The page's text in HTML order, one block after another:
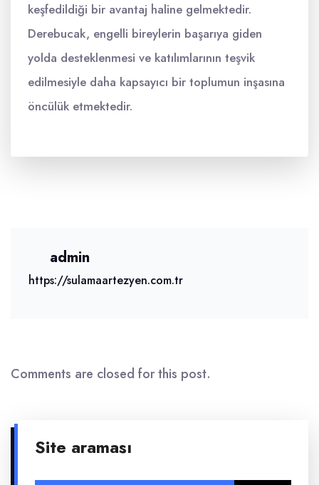
keşfedildiği bir avantaj haline gelmektedir.
Derebucak, engelli bireylerin başarıya giden
yolda desteklenmesi ve katılımlarının teşvik
edilmesiyle daha kapsayıcı bir toplumun inşasına
öncülük etmektedir.
admin
https://sulamaartezyen.com.tr
Comments are closed for this post.
Site araması